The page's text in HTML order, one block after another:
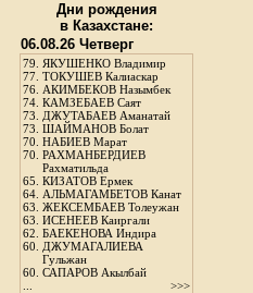
Дни рождения
в Казахстане:
06.08.26 Четверг
79. ЯКУШЕНКО Владимир
77. ТОКУШЕВ Калиаскар
76. АКИМБЕКОВ Назымбек
74. КАМЗЕБАЕВ Саят
73. ДЖУТАБАЕВ Аманатай
73. ШАЙМАНОВ Болат
70. НАБИЕВ Марат
70. РАХМАНБЕРДИЕВ
Рахматильда
65. КИЗАТОВ Ермек
64. АЛЬМАГАМБЕТОВ Канат
63. ЖЕКСЕМБАЕВ Толеужан
63. ИСЕНЕЕВ Каиргали
62. БАЕКЕНОВА Индира
60. ДЖУМАГАЛИЕВА
Гульжан
60. САПАРОВ Акылбай
>>>